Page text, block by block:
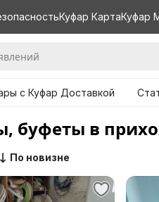
Куфар КартаКуфар
с Куфар Доставкой
буфеты в
По новизне